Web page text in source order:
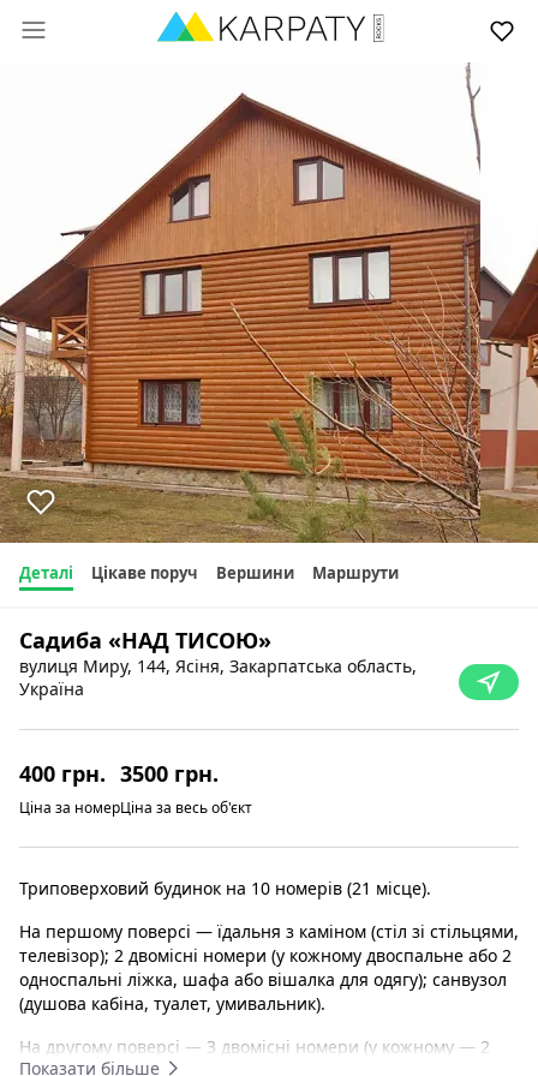
Деталі Цікаве поруч Вершини Маршрути
Садиба «НАД ТИСОЮ»
вулиця Миру, 144, Ясіня, Закарпатська область,
Україна
400 грн.
Ціна за номер
3500 грн.
Ціна за весь об'єкт
Триповерховий будинок на 10 номерів (21 місце).
На першому поверсі — їдальня з каміном (стіл зі стільцями,
телевізор); 2 двомісні номери (у кожному двоспальне або 2
односпальні ліжка, шафа або вішалка для одягу); санвузол
(душова кабіна, туалет, умивальник).
На другому поверсі — 3 двомісні номери (у кожному — 2
односпальні ліжка, шафа або вішалка для одягу);
Показати більше